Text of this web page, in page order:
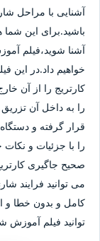
آشنایی با مراحل
باشید.برای این
آشنا شوید،فیلم
خواهیم داد.در این
کارتریج را از آن
را به داخل آن
قرار گرفته و
را با جزئیات و
صحیح جاگیری
می توانید فرایند
کامل و بدون خطا و
توانید فیلم آموزش